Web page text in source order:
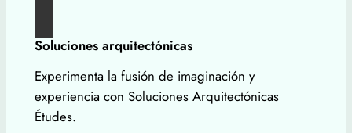
Soluciones arquitectónicas
Experimenta la fusión de imaginación y
experiencia con Soluciones Arquitectónicas
Études.